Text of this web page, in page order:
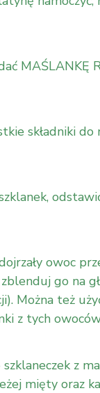
MAŚLANKĘ
składniki
owoc
go na
Można też
z tych
szklaneczek z
mięty oraz